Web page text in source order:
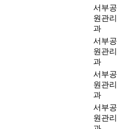
서부공
원관리
과
서부공
원관리
과
서부공
원관리
과
서부공
원관리